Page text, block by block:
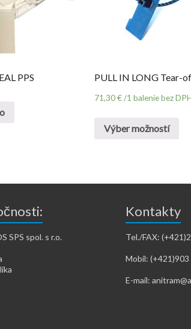
PPS PULL IN LONG Tear-
71,30€ /1 balenie bez
Výber možností
SPS spol. s r.o.
Kontakty
Tel./FAX:
Mobil: (+421)903
E-mail: